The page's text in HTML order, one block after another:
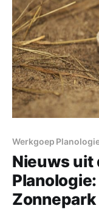
Werkgoep
Nieuws uit